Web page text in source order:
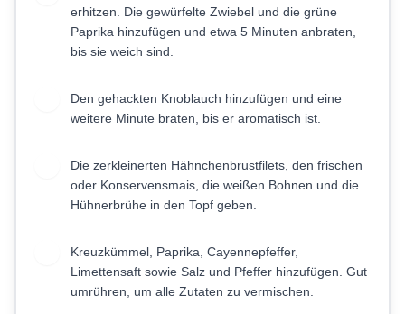
erhitzen. Die gewürfelte Zwiebel und die grüne
Paprika hinzufügen und etwa 5 Minuten anbraten,
bis sie weich sind.
Den gehackten Knoblauch hinzufügen und eine
weitere Minute braten, bis er aromatisch ist.
Die zerkleinerten Hähnchenbrustfilets, den frischen
oder Konservensmais, die weißen Bohnen und die
Hühnerbrühe in den Topf geben.
Kreuzkümmel, Paprika, Cayennepfeffer,
Limettensaft sowie Salz und Pfeffer hinzufügen. Gut
umrühren, um alle Zutaten zu vermischen.